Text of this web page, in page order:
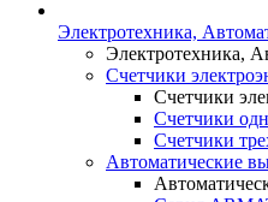
Электротехника,
Электротехника,
Счетчики
Счетчики
Счетчики
Счетчики
Автоматические